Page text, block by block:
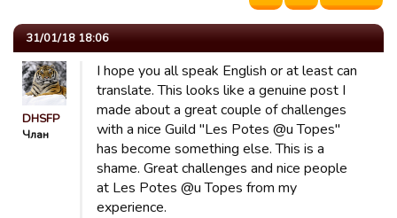
31/01/18 18:06
DHSFP
Члан
I hope you all speak English or at least can
translate. This looks like a genuine post I
made about a great couple of challenges
with a nice Guild "Les Potes @u Topes"
has become something else. This is a
shame. Great challenges and nice people
at Les Potes @u Topes from my
experience.